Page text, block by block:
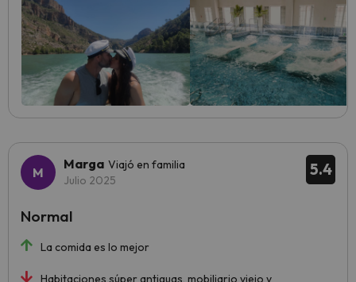
5.4
Marga Viajó en familia
Julio 2025
La comida es lo mejor
Habitaciones súper antiguas, mobiliario viejo y
Normal